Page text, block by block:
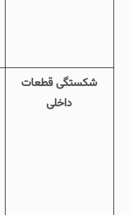
شکستگی قطعات
داخلی